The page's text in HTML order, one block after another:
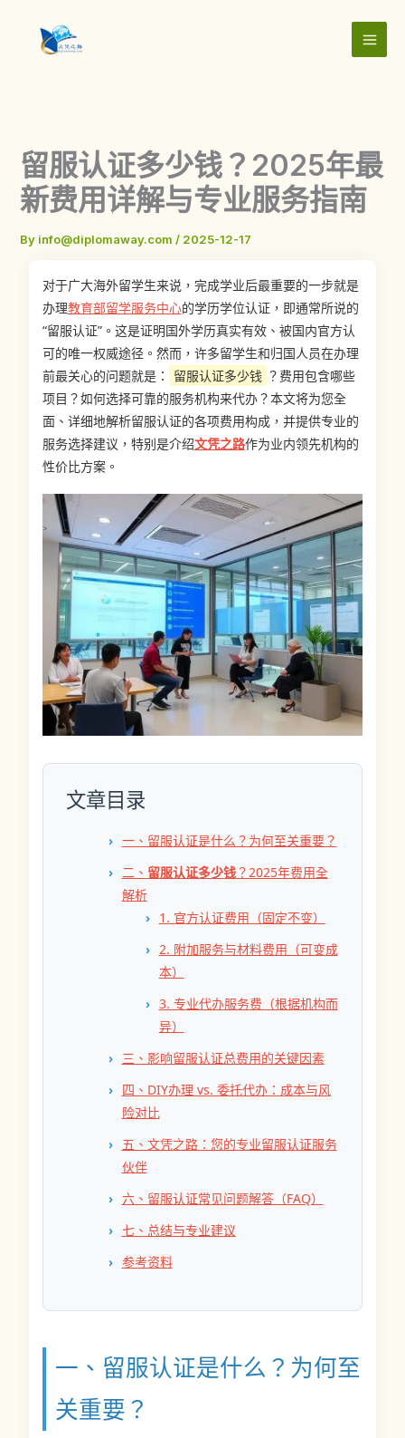
content
留服认证多少钱？2025年最
新费用详解与专业服务指南
By info@diplomaway.com / 2025-12-17
对于广大海外留学生来说，完成学业后最重要的一步就是
办理教育部留学服务中心的学历学位认证，即通常所说的
“留服认证”。这是证明国外学历真实有效、被国内官方认
可的唯一权威途径。然而，许多留学生和归国人员在办理
前最关心的问题就是：
留服认证多少钱 ？费用包含哪些
项目？如何选择可靠的服务机构来代办？本文将为您全
面、详细地解析留服认证的各项费用构成，并提供专业的
服务选择建议，特别是介绍文凭之路作为业内领先机构的
性价比方案。
文章目录
一、留服认证是什么？为何至关重要？
二、 留服认证多少钱？2025年费用全
解析
1. 官方认证费用（固定不变）
2. 附加服务与材料费用（可变成
本）
3. 专业代办服务费（根据机构而
异）
三、影响留服认证总费用的关键因素
四、DIY办理 vs. 委托代办：成本与风
险对比
五、文凭之路：您的专业留服认证服务
伙伴
六、留服认证常见问题解答（FAQ）
七、总结与专业建议
参考资料
一、留服认证是什么？为何至
关重要？